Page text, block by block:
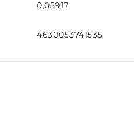
0,05917
4630053741535